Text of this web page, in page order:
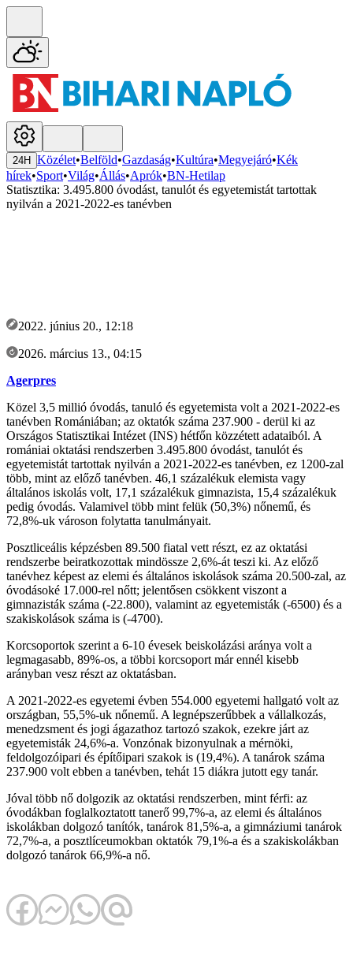
24H Közélet•Belföld•Gazdaság•Kultúra•Megyejáró•Kék
hírek•Sport•Világ•Állás•Aprók•BN-Hetilap
Statisztika: 3.495.800 óvodást, tanulót és egyetemistát tartottak
nyilván a 2021-2022-es tanévben
2022. június 20., 12:18
2026. március 13., 04:15
Agerpres
Közel 3,5 millió óvodás, tanuló és egyetemista volt a 2021-2022-es
tanévben Romániában; az oktatók száma 237.900 - derül ki az
Országos Statisztikai Intézet (INS) hétfőn közzétett adataiból. A
romániai oktatási rendszerben 3.495.800 óvodást, tanulót és
egyetemistát tartottak nyilván a 2021-2022-es tanévben, ez 1200-zal
több, mint az előző tanévben. 46,1 százalékuk elemista vagy
általános iskolás volt, 17,1 százalékuk gimnazista, 15,4 százalékuk
pedig óvodás. Valamivel több mint felük (50,3%) nőnemű, és
72,8%-uk városon folytatta tanulmányait.
Posztliceális képzésben 89.500 fiatal vett részt, ez az oktatási
rendszerbe beiratkozottak mindössze 2,6%-át teszi ki. Az előző
tanévhez képest az elemi és általános iskolások száma 20.500-zal, az
óvodásoké 17.000-rel nőtt; jelentősen csökkent viszont a
gimnazisták száma (-22.800), valamint az egyetemisták (-6500) és a
szakiskolások száma is (-4700).
Korcsoportok szerint a 6-10 évesek beiskolázási aránya volt a
legmagasabb, 89%-os, a többi korcsoport már ennél kisebb
arányban vesz részt az oktatásban.
A 2021-2022-es egyetemi évben 554.000 egyetemi hallgató volt az
országban, 55,5%-uk nőnemű. A legnépszerűbbek a vállalkozás,
menedzsment és jogi ágazathoz tartozó szakok, ezekre járt az
egyetemisták 24,6%-a. Vonzónak bizonyulnak a mérnöki,
feldolgozóipari és építőipari szakok is (19,4%). A tanárok száma
237.900 volt ebben a tanévben, tehát 15 diákra jutott egy tanár.
Jóval több nő dolgozik az oktatási rendszerben, mint férfi: az
óvodákban foglalkoztatott tanerő 99,7%-a, az elemi és általános
iskolákban dolgozó tanítók, tanárok 81,5%-a, a gimnáziumi tanárok
72,7%-a, a posztlíceumokban oktatók 79,1%-a és a szakiskolákban
dolgozó tanárok 66,9%-a nő.